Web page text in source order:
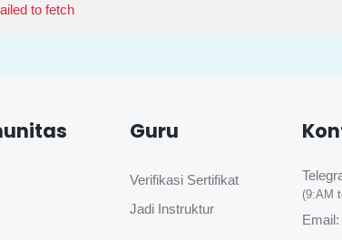
to fetch
Guru
Verifikasi Sertifikat
Jadi Instruktur
(9:AM
Email: